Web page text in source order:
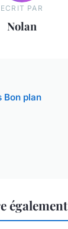
ECRIT PAR
Nolan
Bon plan
également